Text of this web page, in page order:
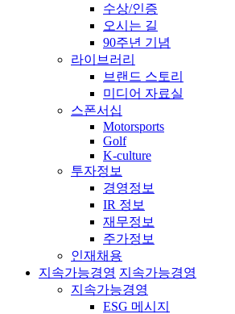
수상/인증
오시는 길
90주년 기념
라이브러리
브랜드 스토리
미디어 자료실
스폰서십
Motorsports
Golf
K-culture
투자정보
경영정보
IR 정보
재무정보
주가정보
인재채용
지속가능경영 지속가능경영
지속가능경영
ESG 메시지